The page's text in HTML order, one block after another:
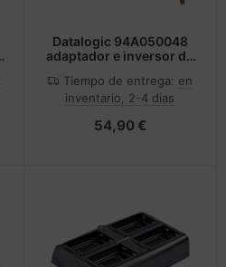
Datalogic 94A050048
adaptador e inversor de
Tiempo de entrega: en
inventario, 2-4 dias
54,90 €